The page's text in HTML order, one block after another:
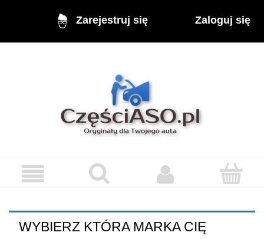
Zarejestruj się Zaloguj się
WYBIERZ KTÓRA MARKA CIĘ